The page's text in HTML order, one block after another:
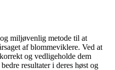
miljøvenlig metode til at
af blommeviklere. Ved at
og vedligeholde dem
resultater i deres høst og